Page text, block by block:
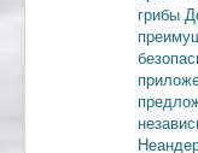
грибы